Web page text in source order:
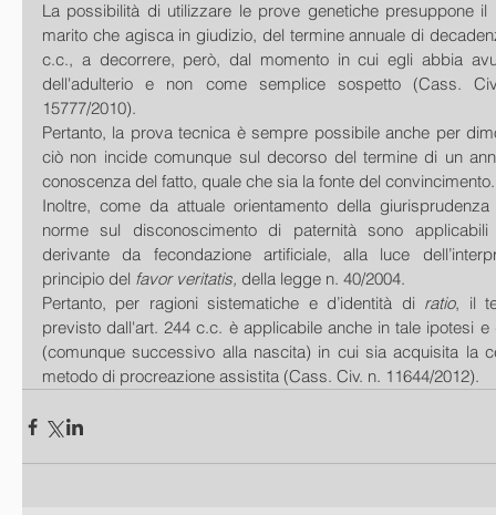
La possibilità di utilizzare le prove genetiche presuppone
marito che agisca in giudizio, del termine annuale di
c.c., a decorrere, però, dal momento in cui egli abbia
dell'adulterio e non come semplice sospetto (Cass.
15777/2010).
Pertanto, la prova tecnica è sempre possibile anche per
ciò non incide comunque sul decorso del termine di un
conoscenza del fatto, quale che sia la fonte del convincimento.
Inoltre, come da attuale orientamento della
norme sul disconoscimento di paternità sono
derivante da fecondazione artificiale, alla luce
principio del favor veritatis, della legge n. 40/2004.
Pertanto, per ragioni sistematiche e d’identità di ratio, il
previsto dall'art. 244 c.c. è applicabile anche in tale ipotesi
(comunque successivo alla nascita) in cui sia acquisita la
metodo di procreazione assistita (Cass. Civ. n. 11644/2012).